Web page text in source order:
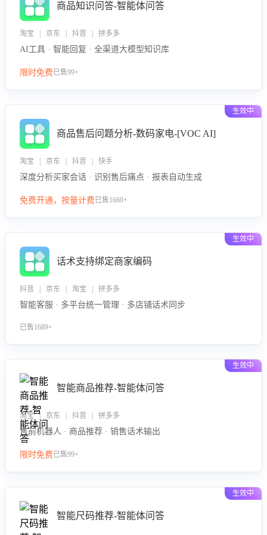
商品知识问答-智能体问答
淘宝 | 京东 | 抖音 | 拼多多
AI工具 · 智能回复 · 全渠道大模型知识库
限时免费已售99+
生效中
商品售后问题分析-数码家电-[VOC AI]
淘宝 | 京东 | 抖音 | 快手
深度分析买家会话 · 识别售后痛点 · 报表自动生成
免费开通，按量计费已售1660+
生效中
话术支持绑定商家编码
抖音 | 京东 | 淘宝 | 拼多多
智能客服 · 多平台统一管理 · 多店铺话术同步
已售1689+
生效中
智能商品推荐-智能体问答
淘宝 | 京东 | 抖音 | 拼多多
售前机器人 · 商品推荐 · 销售话术输出
限时免费已售99+
生效中
智能尺码推荐-智能体问答